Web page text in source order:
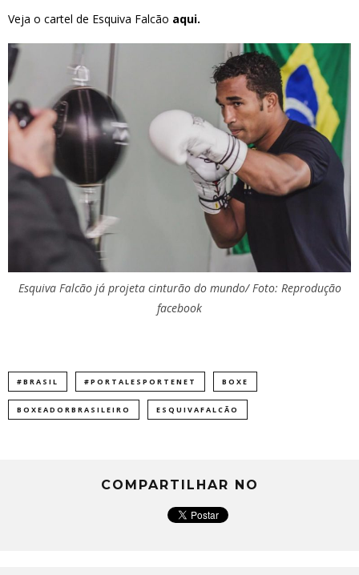
Veja o cartel de Esquiva Falcão aqui.
Esquiva Falcão já projeta cinturão do mundo/ Foto: Reprodução
facebook
#BRASIL #PORTALESPORTENET BOXE
BOXEADORBRASILEIRO ESQUIVAFALCÃO
COMPARTILHAR NO